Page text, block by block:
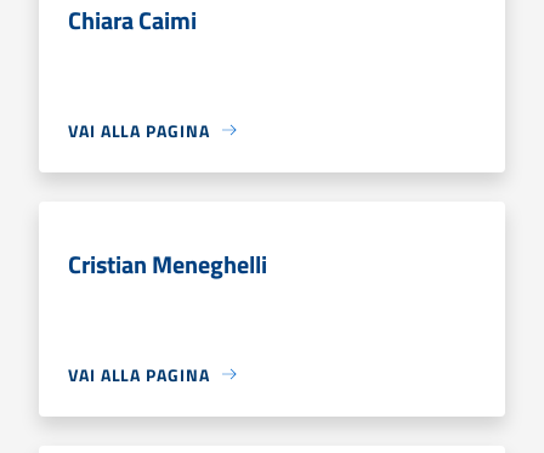
Chiara Caimi
VAI ALLA PAGINA
Cristian Meneghelli
VAI ALLA PAGINA